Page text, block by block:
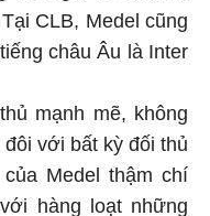
CLB, Medel cũng
châu Âu là Inter
mạnh mẽ, không
với bất kỳ đối thủ
Medel thậm chí
hàng loạt những